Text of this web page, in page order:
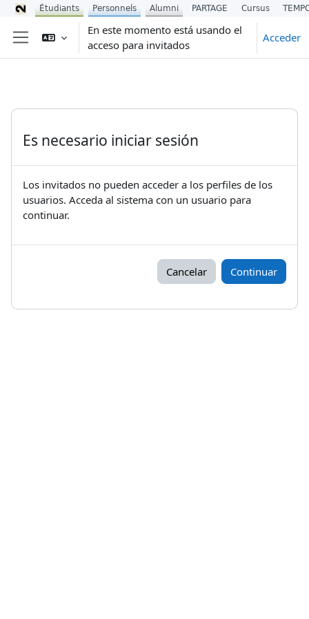
Salta al contenido principal
Panel lateral
En este momento está usando el
acceso para invitados
Acceder
Es necesario iniciar sesión
Los invitados no pueden acceder a los perfiles de los
usuarios. Acceda al sistema con un usuario para
continuar.
Cancelar Continuar
Étudiants Personnels Alumni PARTAGE Cursus